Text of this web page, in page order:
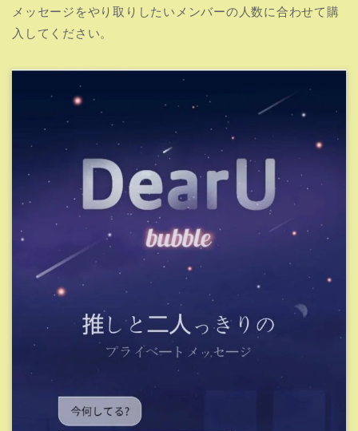
メッセージをやり取りしたいメンバーの人数に合わせて購
入してください。